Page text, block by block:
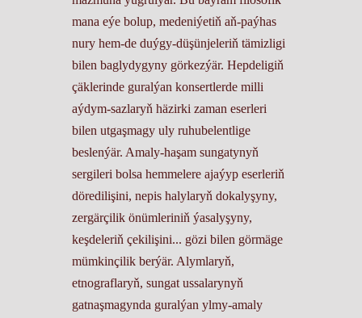
mana eýe bolup, medeniýetiň aň-paýhas
nury hem-de duýgy-düşünjeleriň tämizligi
bilen baglydygyny görkezýär. Hepdeligiň
çäklerinde guralýan konsertlerde milli
aýdym-sazlaryň häzirki zaman eserleri
bilen utgaşmagy uly ruhubelentlige
beslenýär. Amaly-haşam sungatynyň
sergileri bolsa hemmelere ajaýyp eserleriň
döredilişini, nepis halylaryň dokalyşyny,
zergärçilik önümleriniň ýasalyşyny,
keşdeleriň çekilişini... gözi bilen görmäge
mümkinçilik berýär. Alymlaryň,
etnograflaryň, sungat ussalarynyň
gatnaşmagynda guralýan ylmy-amaly